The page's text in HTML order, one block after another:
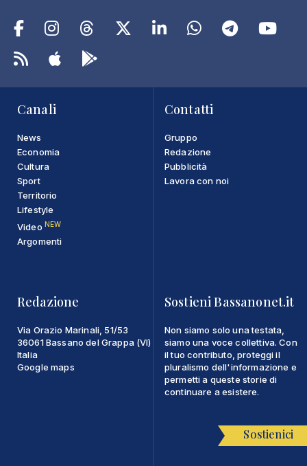
Canali
News
Economia
Cultura
Sport
Territorio
Lifestyle
Video NEW
Argomenti
Contatti
Gruppo
Redazione
Pubblicità
Lavora con noi
Redazione
Via Orazio Marinali, 51/53
36061 Bassano del Grappa (VI)
Italia
Google maps
Sostieni Bassanonet.it
Non siamo solo una testata,
siamo una voce collettiva. Con
il tuo contributo, proteggi il
pluralismo dell'informazione e
permetti a queste storie di
continuare a esistere.
Sostienici